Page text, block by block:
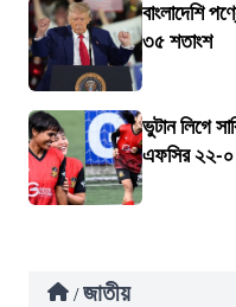
বাংলাদেশি
৩৫ শতাংশ
ভুটান লিগে
এফসির ২২-০
/ জাতীয়